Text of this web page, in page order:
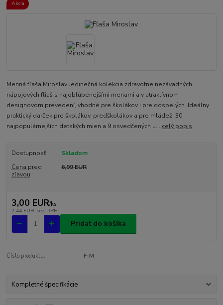
Akcia
Menná fľaša Miroslav Jedinečná kolekcia zdravotne nezávadných
nápojových fľiaš s najobľúbenejšími menami a v atraktívnom
designovom prevedení, vhodné pre školákov i pre dospelých. Ideálny
praktický darček pre školákov, predškolákov a pre mládež. 30
najpopulárnejších detských mien a 9 osvedčených u... celý popis
Dostupnosť
Skladom
Cena pred
zľavou
6,99 EUR
3,00 EUR/ks
2,44 EUR bez DPH
Pridať do košíka
Číslo produktu: F-M
Kompletné špecifikácie